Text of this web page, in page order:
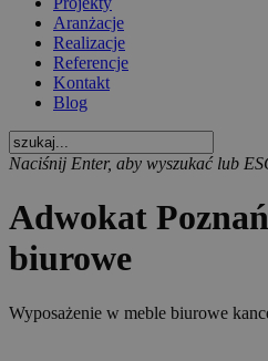
Aranżacje
Realizacje
Referencje
Kontakt
Blog
Naciśnij Enter, aby wyszukać lub
Adwokat
biurowe
Wyposażenie w meble biurowe